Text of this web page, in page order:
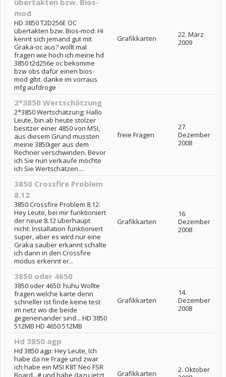
übertakten bzw. Bios-
mod
HD 3850 T2D256E OC
übertakten bzw. Bios-mod: Hi
kennt sich jemand gut mit
Graka-oc aus? wollt mal
fragen wie hoch ich meine hd
3850 t2d256e oc bekomme
bzw obs dafür einen bios-
mod gibt. danke im vorraus
mfg aufdroge
Grafikkarten
22. März
2009
2*3850 Wertschätzung
2*3850 Wertschätzung: Hallo
Leute, bin ab heute stolzer
besitzer einer 4850 von MSI,
aus diesem Grund mussten
meine 3850iger aus dem
Rechner verschwinden. Bevor
ich Sie nun verkaufe möchte
ich Sie Wertschätzen....
freie Fragen
27.
Dezember
2008
3850 Crossfire Problem
8.12
3850 Crossfire Problem 8.12:
Hey Leute, bei mir funktioniert
der neue 8.12 überhaupt
nicht: Installation funktioniert
super, aber es wird nur eine
Graka sauber erkannt schalte
ich dann in den Crossfire
modus erkennt er...
Grafikkarten
16.
Dezember
2008
3850 oder 4650
3850 oder 4650: huhu Wollte
fragen welche karte denn
schneller ist finde keine test
im netz wo die beide
gegeneinander sind... HD 3850
512MB HD 4650 512MB
Grafikkarten
14.
Dezember
2008
Hd 3850 agp
Hd 3850 agp: Hey Leute, Ich
habe da ne Frage und zwar
ich habe ein MSI K8T Neo FSR
Board...# und habe dazu jetzt
Grafikkarten
2. Oktober